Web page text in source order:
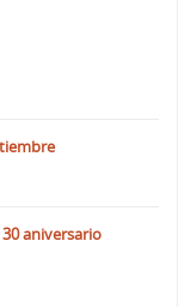
aniversario